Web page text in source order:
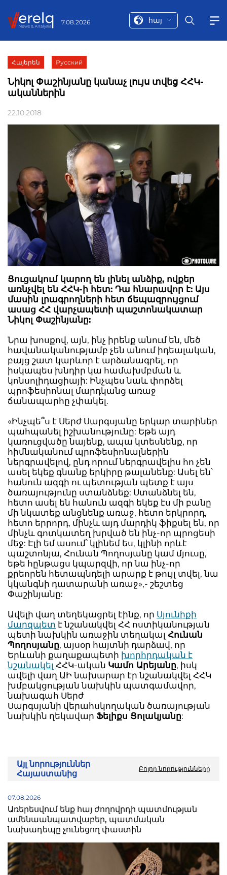
7.08.2026 հայ
Հայերեն Русский
Նիկոլ Փաշինյանը կանաչ լույս տվեց ՀՀԿ-
ականներին
22.10.2018
Ցուցակում կարող են լինել անձիք, ովքեր
առնչվել են ՀՀԿ-ի հետ: Դա հնարավոր է: Այս
մասին լրագրողների հետ ճեպազրույցում
ասաց ՀՀ վարչապետի պաշտոնակատար
Նիկոլ Փաշինյանը:
Նրա խոսքով, այն, ինչ իրենք անում են, մեծ
հավանականությամբ չեն անում իդեալական,
բայց շատ կարևոր է արձանագրել, որ
իսկապես խնդիր կա համախմբման և
կոնսոլիդացիայի: Ինչպես նաև փորձել
պրոֆեսիոնալ մարդկանց առաջ
ճանապարհը չփակել.
«Ինչպե՞ս է Սերժ Սարգսյանը երկար տարիներ
պահպանել իշխանությունը: Եթե այդ
կառուցվածը նայենք, ապա կտեսնենք, որ
հիմնականում պրոֆեսիոնալներին
ներգրավելով, ընդ որում ներգրավելիս հո չեն
ասել եկեք գնանք երկիրը թալանենք: Ասել են՝
հանուն ազգի ու պետության պետք է այս
ծառայությունը ստանձնեք: Ստանձնել են,
հետո ասել են հանուն ազգի եկեք էս մի բանը
մի նկատեք անցնենք առաջ, հետո երկրորդ,
հետո երրորդ, մինչև այդ մարդիկ ֆիքսել են, որ
մինչև գոտկատեղ խրված են ինչ-որ պրոցեսի
մեջ: Էլի եմ ասում՝ կլինեմ ես, կլինի որևէ
պաշտոնյա, Հունան Պողոսյանը կամ մյուսը,
եթե հընթացս կպարզվի, որ նա ինչ-որ
քրեորեն հետապնդելի արարք է թույլ տվել, նա
կկանգնի դատարանի առաջ»,- շեշտեց
Փաշինյանը:
Ավելի վաղ տեղեկացրել էինք, որ Սյունիքի
մարզպետ է նշանակվել ՀՀ ոստիկանության
պետի նախկին առաջին տեղակալ Հունան
Պողոսյանը, այսօր հայտնի դարձավ, որ
Երևանի քաղաքապետի խորհրդական է
նշանակել ՀՀԿ-ական Կամո Արեյանը, իսկ
ավելի վաղ ԱԻ նախարար էր նշանակվել ՀՀԿ
խմբակցության նախկին պատգամավոր,
նախագահ Սերժ
Սարգսյանի վերահսկողական ծառայության
նախկին ղեկավար Ֆելիքս Ցոլակյանը:
Այլ նորություններ
Հայաստանից
Բոլոր նորությունները
07.08.2026
Առերեսվում ենք հայ ժողովրդի պատմության
ամենաանպատվաբեր, պատմական
նախադեպը չունեցող փաստին